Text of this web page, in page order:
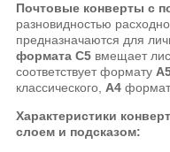
Почтовые конверты с
разновидностью
предназначаются для
формата C5 вмещает
соответствует формату
классического,А4
Характеристики
слоем и подсказом: